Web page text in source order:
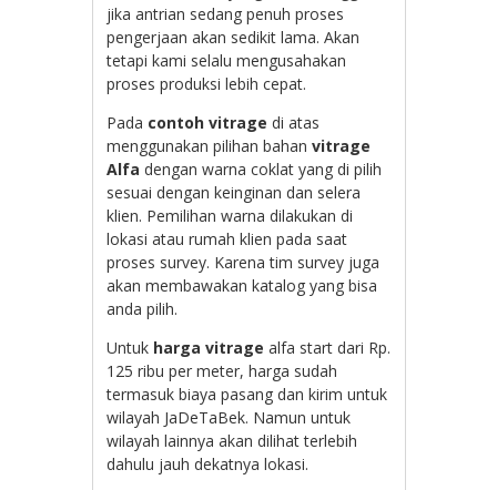
jika antrian sedang penuh proses
pengerjaan akan sedikit lama. Akan
tetapi kami selalu mengusahakan
proses produksi lebih cepat.
Pada contoh vitrage di atas
menggunakan pilihan bahanvitrage
Alfa dengan warna coklat yang di pilih
sesuai dengan keinginan dan selera
klien. Pemilihan warna dilakukan di
lokasi atau rumah klien pada saat
proses survey. Karena tim survey juga
akan membawakan katalog yang bisa
anda pilih.
Untuk harga vitrage alfa start dari Rp.
125 ribu per meter, harga sudah
termasuk biaya pasang dan kirim untuk
wilayah JaDeTaBek. Namun untuk
wilayah lainnya akan dilihat terlebih
dahulu jauh dekatnya lokasi.